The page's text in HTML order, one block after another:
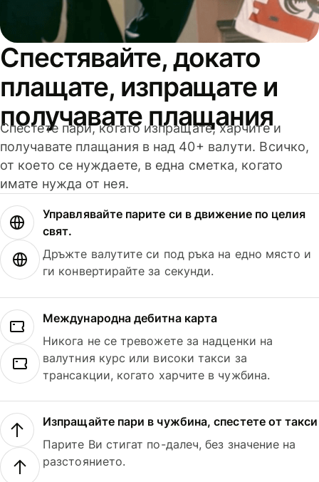
Спестявайте, докато
плащате, изпращате и
получавате плащания
Спестете пари, когато изпращате, харчите и
получавате плащания в над 40+ валути. Всичко,
от което се нуждаете, в една сметка, когато
имате нужда от нея.
Управлявайте парите си в движение по целия
свят.
Дръжте валутите си под ръка на едно място и
ги конвертирайте за секунди.
Международна дебитна карта
Никога не се тревожете за надценки на
валутния курс или високи такси за
трансакции, когато харчите в чужбина.
Изпращайте пари в чужбина, спестете от такси
Парите Ви стигат по-далеч, без значение на
разстоянието.